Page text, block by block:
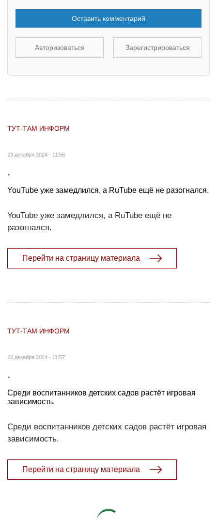
Оставить комментарий
Авторизоваться Зарегистрироваться
ТУТ-ТАМ ИНФОРМ
23 декабря 2024 - 11:58
.
YouTube уже замедлился, а RuTube ещё не разогнался.
YouTube уже замедлился, а RuTube ещё не
разогнался.
Перейти на страницу материала
ТУТ-ТАМ ИНФОРМ
22 декабря 2024 - 11:57
.
Среди воспитанников детских садов растёт игровая
зависимость.
Среди воспитанников детских садов растёт игровая
зависимость.
Перейти на страницу материала